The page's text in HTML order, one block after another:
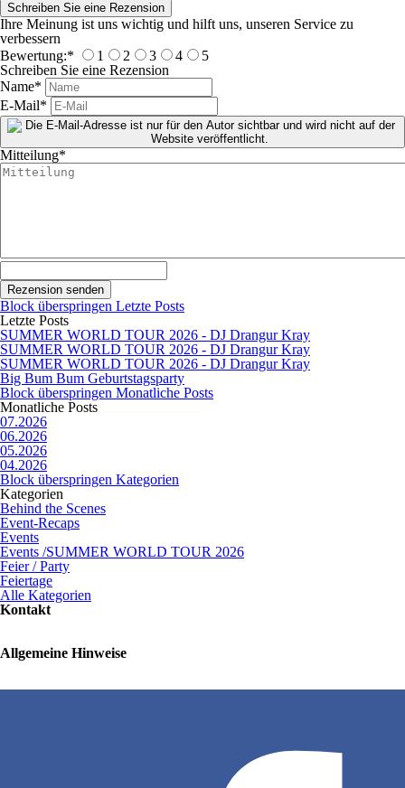
Ihre Meinung ist uns wichtig und hilft uns, unseren Service zu
verbessern
Bewertung:* 1 2 3 4
5
Schreiben Sie eine Rezension
Name*
E-Mail*
Mitteilung*
Block überspringen Letzte Posts
Letzte Posts
SUMMER WORLD TOUR 2026 - DJ Drangur Kray
SUMMER WORLD TOUR 2026 - DJ Drangur Kray
SUMMER WORLD TOUR 2026 - DJ Drangur Kray
Big Bum Bum Geburtstagsparty
Block überspringen Monatliche Posts
Monatliche Posts
07.2026
06.2026
05.2026
04.2026
Block überspringen Kategorien
Kategorien
Behind the Scenes
Event-Recaps
Events
Events /SUMMER WORLD TOUR 2026
Feier / Party
Feiertage
Alle Kategorien
Kontakt
Allgemeine Hinweise